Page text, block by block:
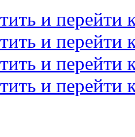
и перейти
и перейти
и перейти
и перейти